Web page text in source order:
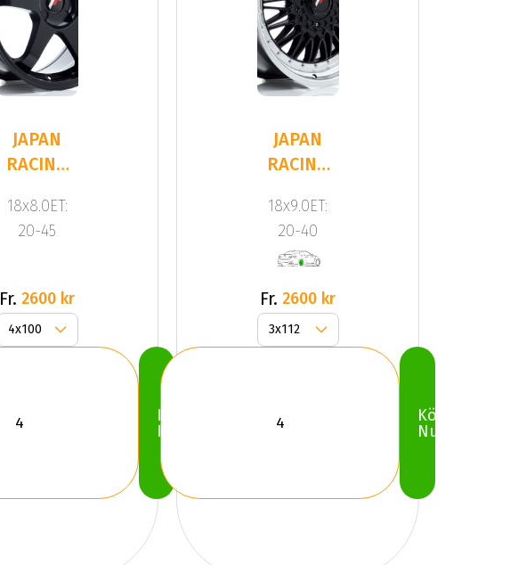
JAPAN
RACING
18x8.0ET:
20-45
Fr. 2600 kr
Köp
Nu
JAPAN
RACING
18x9.0ET:
20-40
Fr. 2600 kr
Köp
Nu